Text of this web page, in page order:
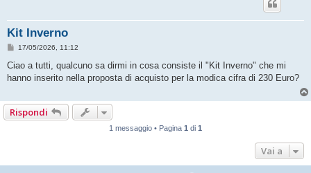
Kit Inverno
M
s
a
i
o
17/05/2026, 11:12
Ciao a tutti, qualcuno sa dirmi in cosa consiste il "Kit Inverno" che mi
hanno inserito nella proposta di acquisto per la modica cifra di 230 Euro?
Rispondi
1 messaggio • Pagina 1 di 1
Vai a